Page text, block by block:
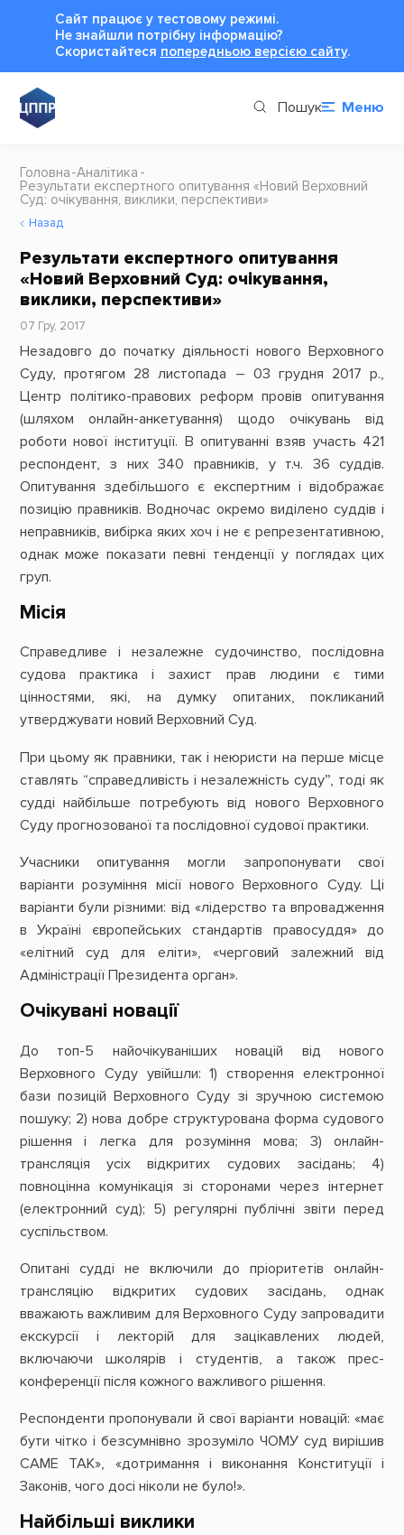
Сайт працює у тестовому режимі.
Не знайшли потрібну інформацію?
Cкористайтеся попередньою версією сайту.
Пошук Меню
Головна Аналітика
Результати експертного опитування «Новий Верховний
Суд: очікування, виклики, перспективи»
Назад
Результати експертного опитування
«Новий Верховний Суд: очікування,
виклики, перспективи»
07 Гру, 2017
Незадовго до початку діяльності нового Верховного
Суду, протягом 28 листопада – 03 грудня 2017 р.,
Центр політико-правових реформ провів опитування
(шляхом онлайн-анкетування) щодо очікувань від
роботи нової інституції. В опитуванні взяв участь 421
респондент, з них 340 правників, у т.ч. 36 суддів.
Опитування здебільшого є експертним і відображає
позицію правників. Водночас окремо виділено суддів і
неправників, вибірка яких хоч і не є репрезентативною,
однак може показати певні тенденції у поглядах цих
груп.
Місія
Справедливе і незалежне судочинство, послідовна
судова практика і захист прав людини є тими
цінностями, які, на думку опитаних, покликаний
утверджувати новий Верховний Суд.
При цьому як правники, так і неюристи на перше місце
ставлять “справедливість і незалежність суду”, тоді як
судді найбільше потребують від нового Верховного
Суду прогнозованої та послідовної судової практики.
Учасники опитування могли запропонувати свої
варіанти розуміння місії нового Верховного Суду. Ці
варіанти були різними: від «лідерство та впровадження
в Україні європейських стандартів правосуддя» до
«елітний суд для еліти», «черговий залежний від
Адміністрації Президента орган».
Очікувані новації
До топ-5 найочікуваніших новацій від нового
Верховного Суду увійшли: 1) створення електронної
бази позицій Верховного Суду зі зручною системою
пошуку; 2) нова добре структурована форма судового
рішення і легка для розуміння мова; 3) онлайн-
трансляція усіх відкритих судових засідань; 4)
повноцінна комунікація зі сторонами через інтернет
(електронний суд); 5) регулярні публічні звіти перед
суспільством.
Опитані судді не включили до пріоритетів онлайн-
трансляцію відкритих судових засідань, однак
вважають важливим для Верховного Суду запровадити
екскурсії і лекторій для зацікавлених людей,
включаючи школярів і студентів, а також прес-
конференції після кожного важливого рішення.
Респонденти пропонували й свої варіанти новацій: «має
бути чітко і безсумнівно зрозуміло ЧОМУ суд вирішив
САМЕ ТАК», «дотримання і виконання Конституції і
Законів, чого досі ніколи не було!».
Найбільші виклики